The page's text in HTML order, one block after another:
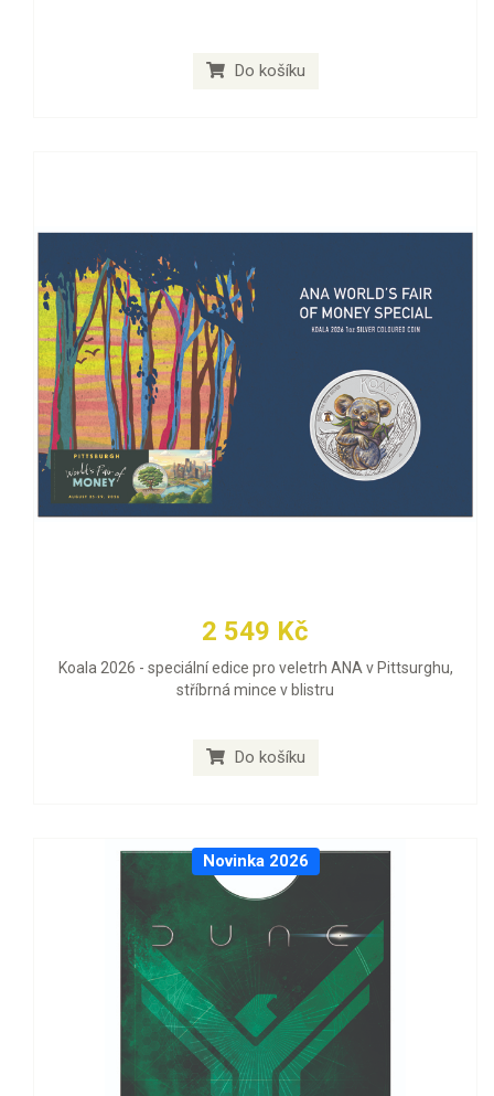
Do košíku
2 549 Kč
Koala 2026 - speciální edice pro veletrh ANA v Pittsurghu,
stříbrná mince v blistru
Do košíku
Novinka 2026